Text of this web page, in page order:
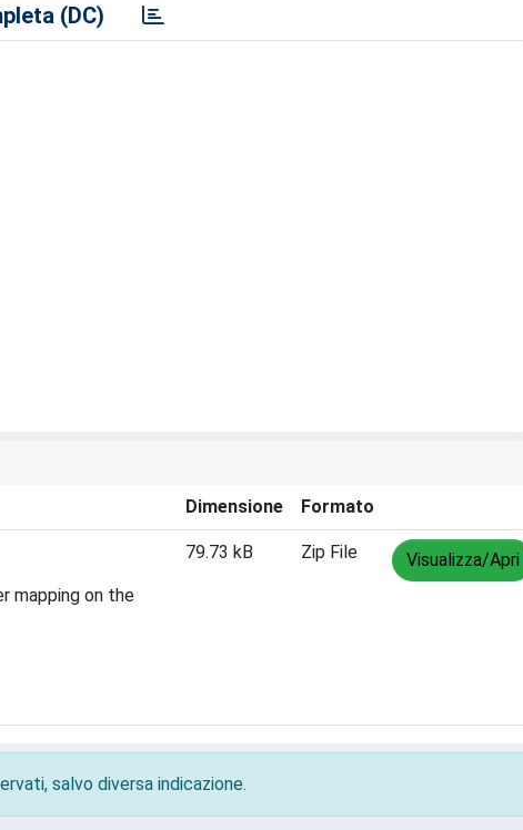
(DC)
Dimensione Formato
mapping on the
79.73 kB Zip File Visualizza/Apri
salvo diversa indicazione.